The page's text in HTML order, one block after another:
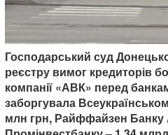
Господарський суд
реєстру вимог кредиторів
компанії «АВК» перед
заборгувала
млн грн, Райффайзен Банку